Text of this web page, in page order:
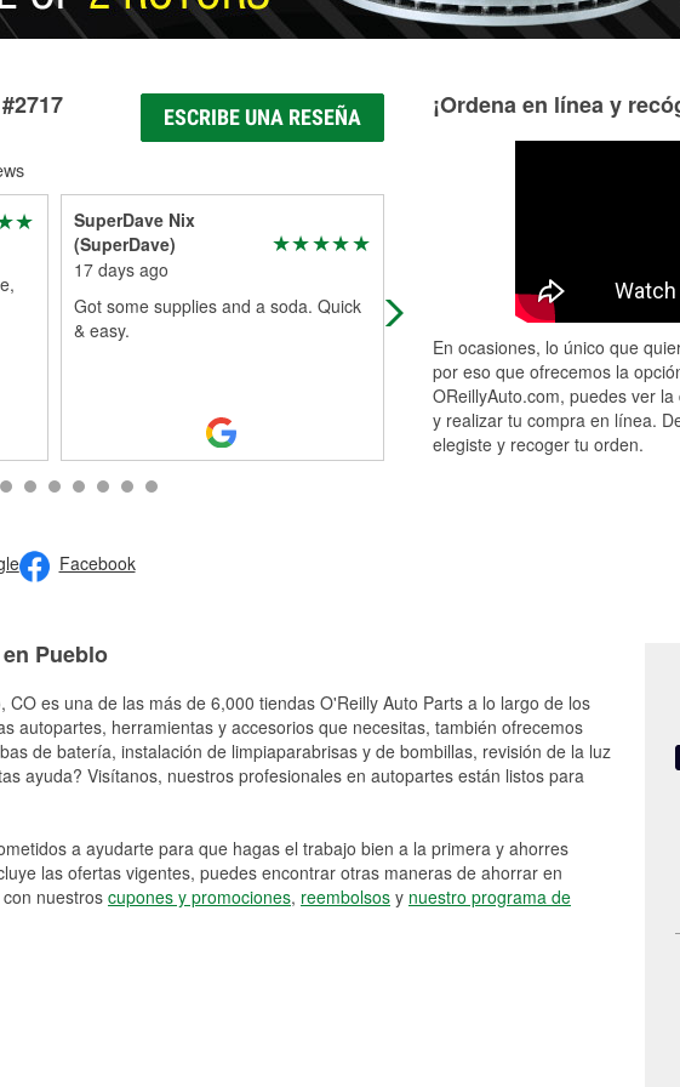
ESCRIBE UNA RESEÑA
SuperDave Nix
(SuperDave)
17 days ago
Got some supplies and a soda. Quick
& easy.
Super helpful humans!!
Facebook
¡Ordena en línea y
En ocasiones, lo único que
por eso que ofrecemos la
OReillyAuto.com, puedes ver
y realizar tu compra en línea.
elegiste y recoger tu orden.
Pueblo
, CO es una de las más de 6,000 tiendas O'Reilly Auto Parts a lo largo de los
autopartes, herramientas y accesorios que necesitas, también ofrecemos
de batería, instalación de limpiaparabrisas y de bombillas, revisión de la luz
ayuda? Visítanos, nuestros profesionales en autopartes están listos para
a ayudarte para que hagas el trabajo bien a la primera y ahorres
las ofertas vigentes, puedes encontrar otras maneras de ahorrar en
nuestros cupones y promociones, reembolsos y nuestro programa de